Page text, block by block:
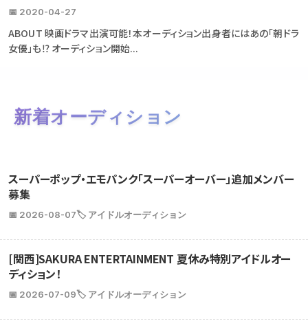
📅 2020-04-27
ABOUT 映画ドラマ出演可能！本オーディション出身者にはあの「朝ドラ
女優」も⁉ オーディション開始...
新着オーディション
スーパーポップ・エモパンク「スーパーオーバー」追加メンバー
募集
📅 2026-08-07🏷️ アイドルオーディション
[関西]SAKURA ENTERTAINMENT 夏休み特別アイドルオー
ディション！
📅 2026-07-09🏷️ アイドルオーディション